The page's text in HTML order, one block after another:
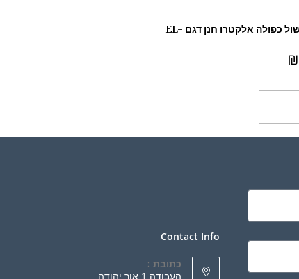
פלטה בישול כפולה אלקטרו חנן דגם EL-
₪
Contact Info
כתובת :
העבודה 1 אור יהודה